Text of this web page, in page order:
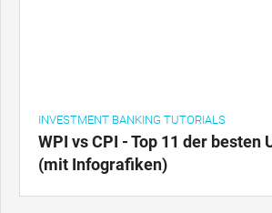
INVESTMENT BANKING TUTORIALS
WPI vs CPI - Top 11 der besten
(mit Infografiken)